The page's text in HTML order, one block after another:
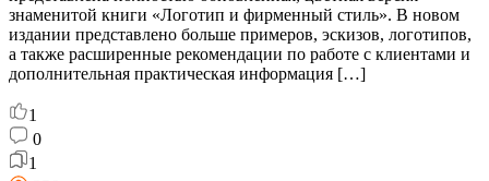
знаменитой книги «Логотип и фирменный стиль». В новом
издании представлено больше примеров, эскизов, логотипов,
а также расширенные рекомендации по работе с клиентами и
дополнительная практическая информация […]
1
0
1